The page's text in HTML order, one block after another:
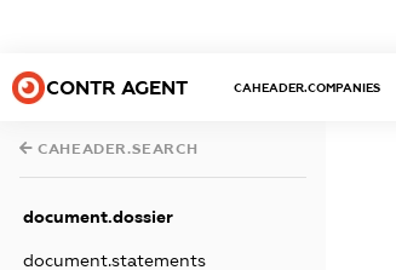
CONTR AGENT CAHEADER.COMPANIES
CAHEADER.SEARCH
document.dossier
document.statements